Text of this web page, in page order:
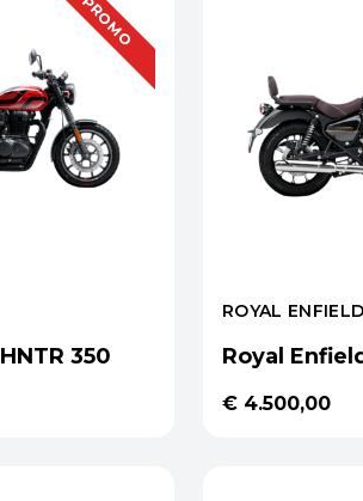
PROMO
350
ROYAL ENFIELD
Royal
€ 4.500,00